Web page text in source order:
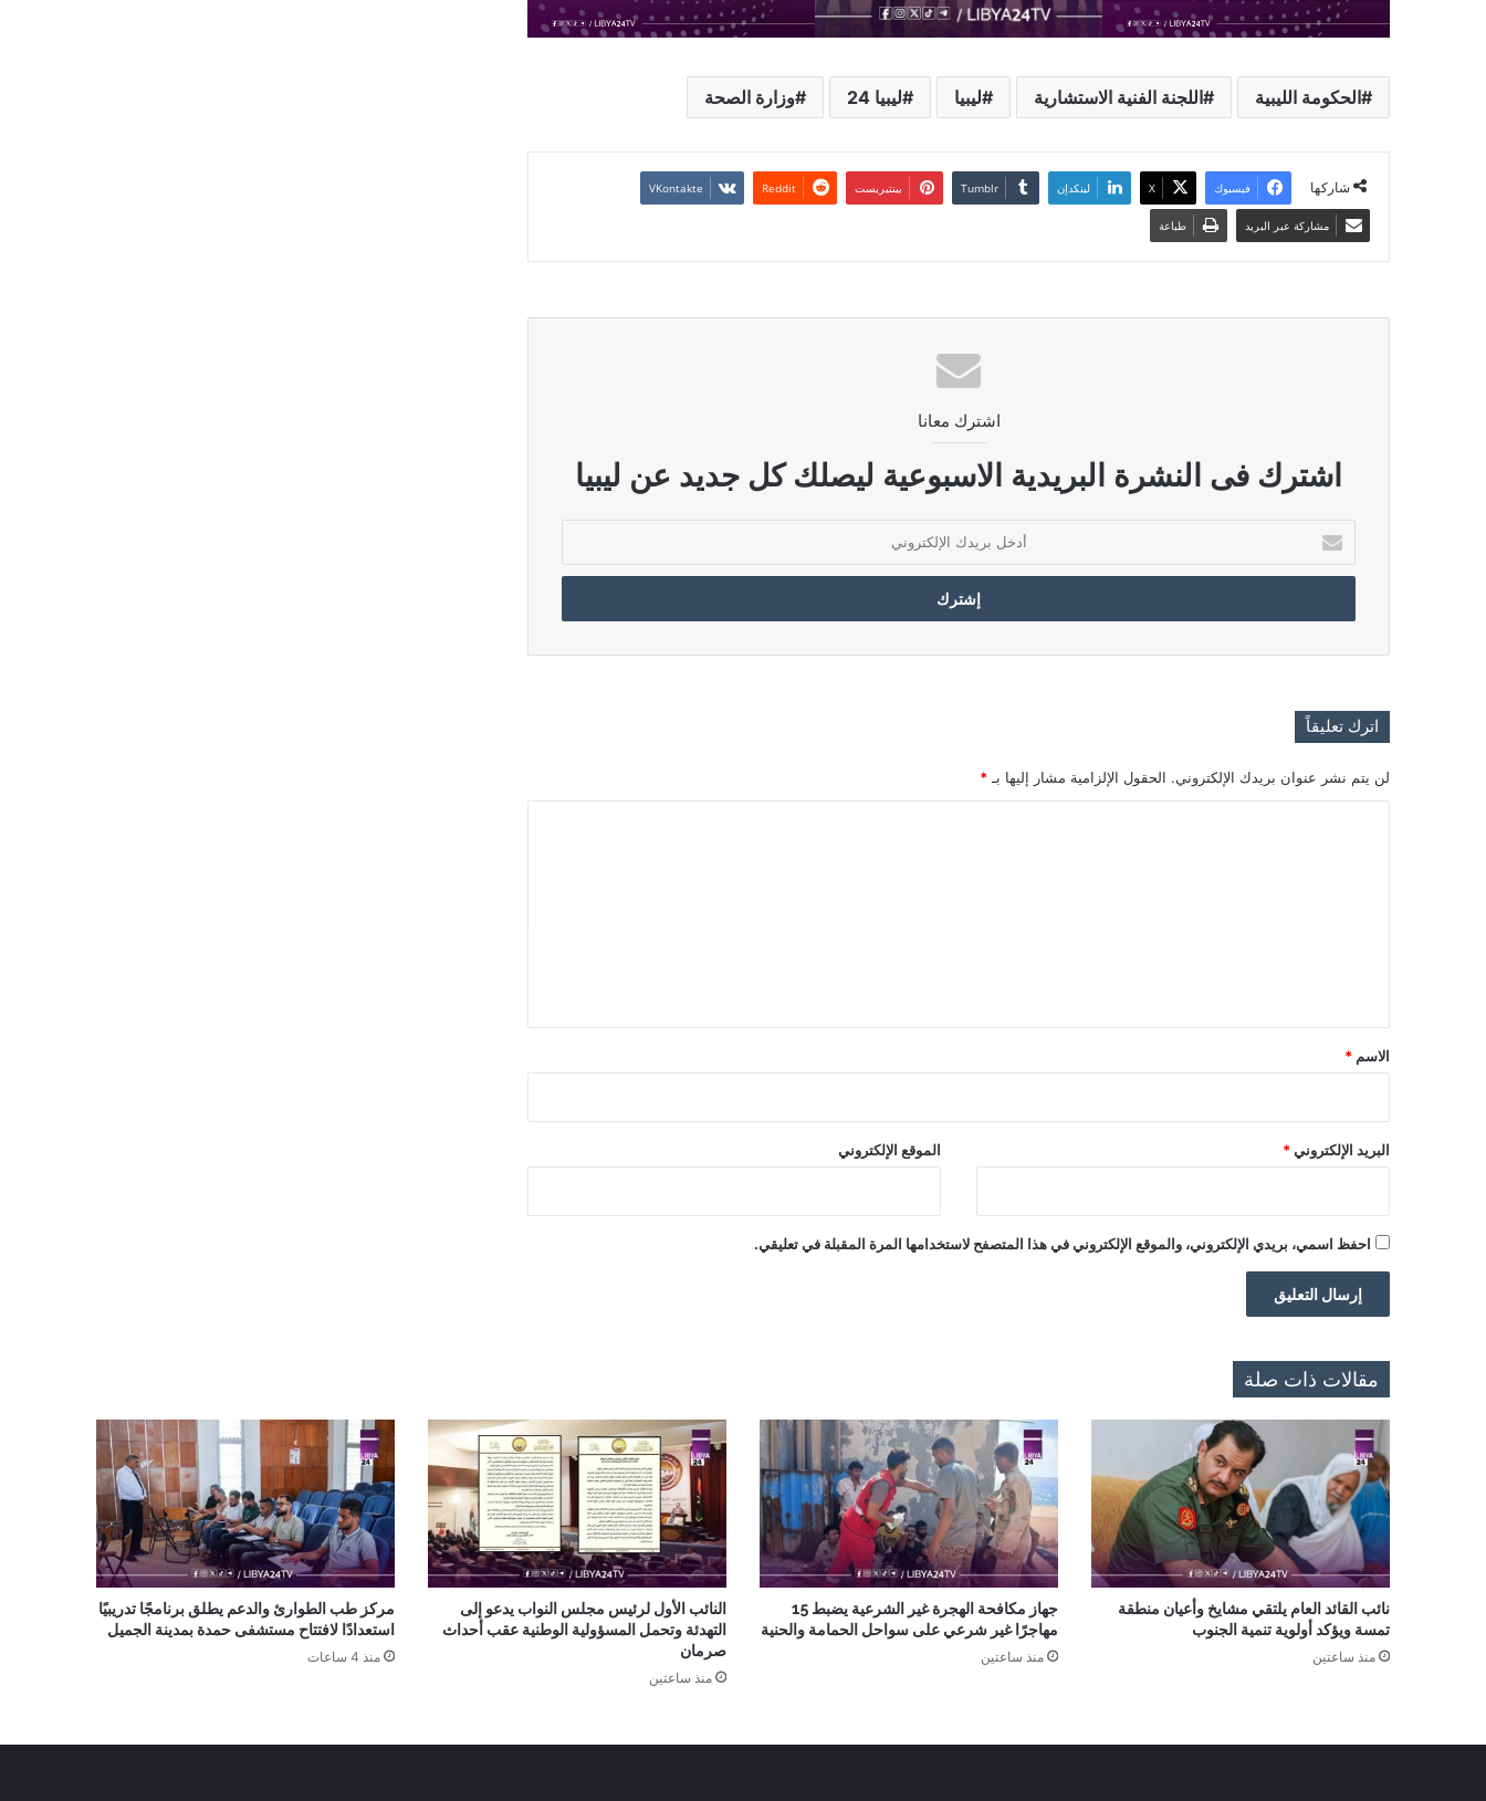
الحكومة الليبية اللجنة الفنية الاستشارية ليبيا ليبيا 24 وزارة الصحة
شاركها فيسبوك ‫X لينكدإن بينتيريست
مشاركة عبر البريد طباعة
اشترك معانا
اشترك فى النشرة البريدية الاسبوعية ليصلك كل جديد عن ليبيا
بريدك
الإلكتروني
اترك تعليقاً
لن يتم نشر عنوان بريدك الإلكتروني. الحقول الإلزامية مشار إليها بـ *
*
الاسم *
البريد الإلكتروني * الموقع الإلكتروني
احفظ اسمي، بريدي الإلكتروني، والموقع الإلكتروني في هذا المتصفح لاستخدامها المرة المقبلة في تعليقي.
مقالات ذات صلة
نائب القائد العام يلتقي مشايخ وأعيان منطقة
تمسة ويؤكد أولوية تنمية الجنوب
منذ ساعتين
جهاز مكافحة الهجرة غير الشرعية يضبط 15
مهاجرًا غير شرعي على سواحل الحمامة والحنية
منذ ساعتين
النائب الأول لرئيس مجلس النواب يدعو إلى
التهدئة وتحمل المسؤولية الوطنية عقب أحداث
صرمان
منذ ساعتين
مركز طب الطوارئ والدعم يطلق برنامجًا تدريبيًا
استعدادًا لافتتاح مستشفى حمدة بمدينة الجميل
منذ 4 ساعات